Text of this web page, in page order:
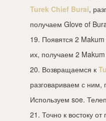
Turek Chief Burai,
получаем Glove of
19. Появятся 2
их, получаем 2
20. Возвращаемся к
разговариваем с
Используем soe.
21. Точно к востоку